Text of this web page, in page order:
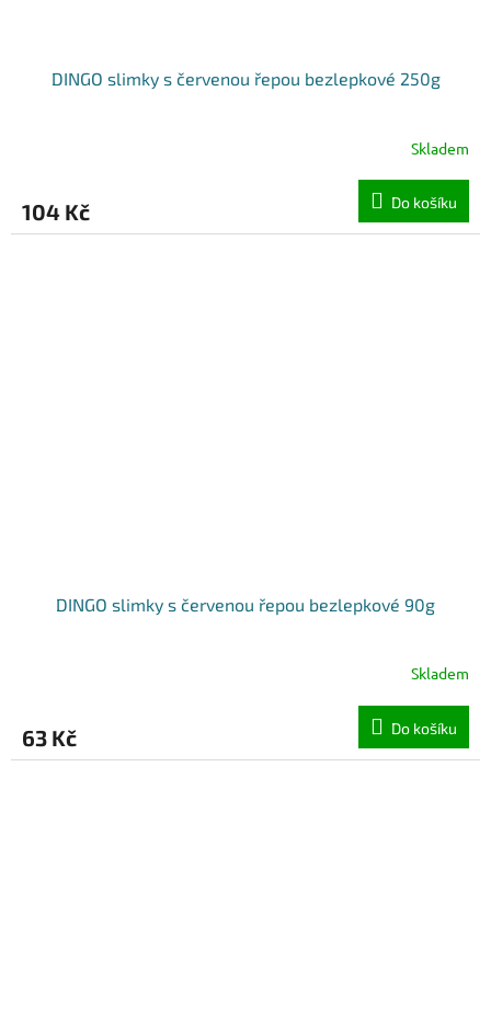
DINGO slimky s červenou řepou bezlepkové 250g
Skladem
104 Kč Do košíku
DINGO slimky s červenou řepou bezlepkové 90g
Skladem
63 Kč Do košíku